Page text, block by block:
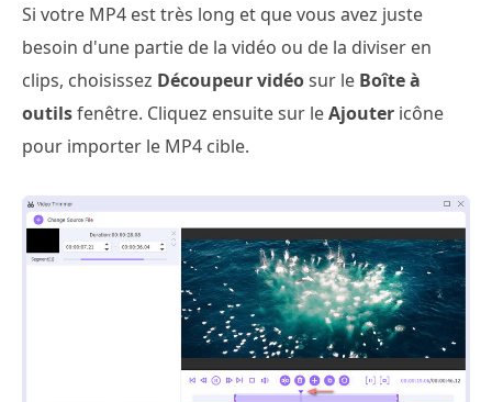
Si votre MP4 est très long et que vous avez juste
besoin d'une partie de la vidéo ou de la diviser en
clips, choisissez Découpeur vidéosur le Boîte à
outilsfenêtre. Cliquez ensuite sur leAjouter icône
pour importer le MP4 cible.